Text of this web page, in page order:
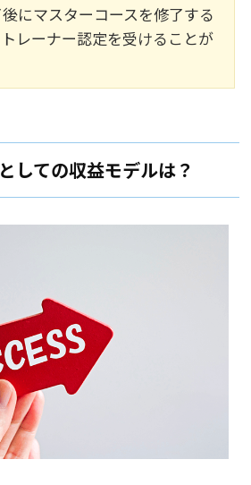
にマスターコースを修了する
レーナー認定を受けることが
しての収益モデルは？